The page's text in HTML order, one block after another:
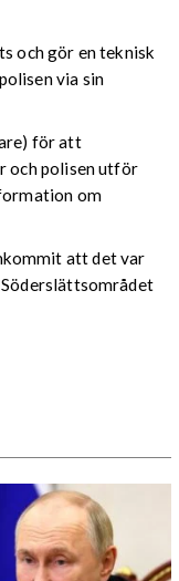
och gör en teknisk
via sin
för att
och polisen utför
om
att det var